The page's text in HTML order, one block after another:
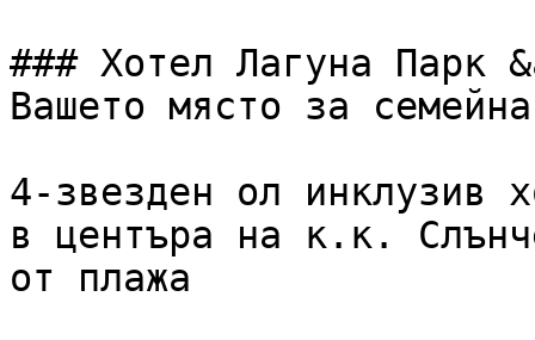
### Хотел Лагуна Парк
Вашето място за
4-звезден ол инклузив
в центъра на к.к.
от плажа